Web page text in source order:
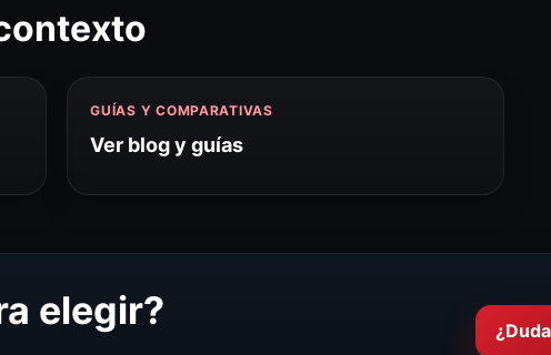
GUÍAS Y COMPARATIVAS
Ver blog y guías
elegir?